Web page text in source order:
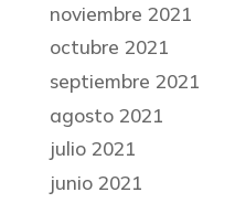
noviembre 2021
octubre 2021
septiembre 2021
agosto 2021
julio 2021
junio 2021